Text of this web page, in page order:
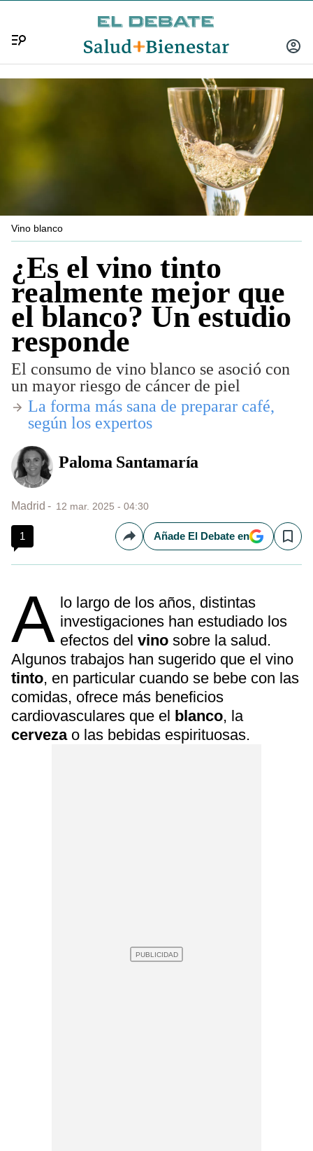
INICIAR
Vino blanco
¿Es el vino tinto
realmente mejor que
el blanco? Un estudio
responde
El consumo de vino blanco se asoció con
un mayor riesgo de cáncer de piel
​La forma más sana de preparar café,
según los expertos
Paloma Santamaría
Madrid 12 mar. 2025 - 04:30
1 CompartirAñade El Debate en Save
A lo largo de los años, distintas
investigaciones han estudiado los
efectos delvinosobre la salud.
Algunos trabajos han sugerido que el vino
tinto, en particular cuando se bebe con las
comidas, ofrece más beneficios
cardiovasculares que el blanco, la
cerveza o las bebidas espirituosas.